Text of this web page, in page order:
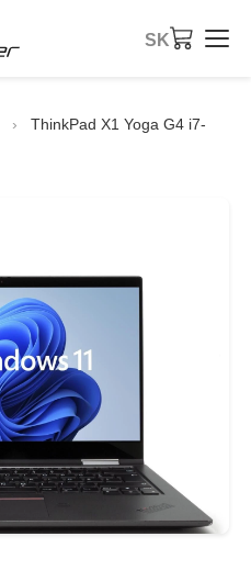
SK
›
ThinkPad X1 Yoga G4 i7-